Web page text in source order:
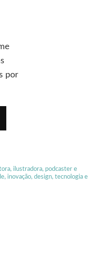
por
ilustradora, podcaster e
inovação, design, tecnologia e